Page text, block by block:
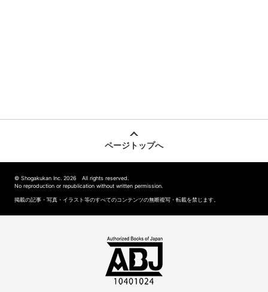
ページトップへ
© Shogakukan Inc. 2026 All rights reserved.
No reproduction or republication without written permission.
掲載の記事・写真・イラスト等のすべてのコンテンツの無断複写・転載を禁じます。